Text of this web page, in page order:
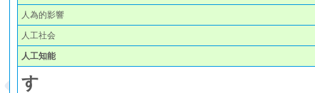
人為的影響
人工社会
人工知能
す